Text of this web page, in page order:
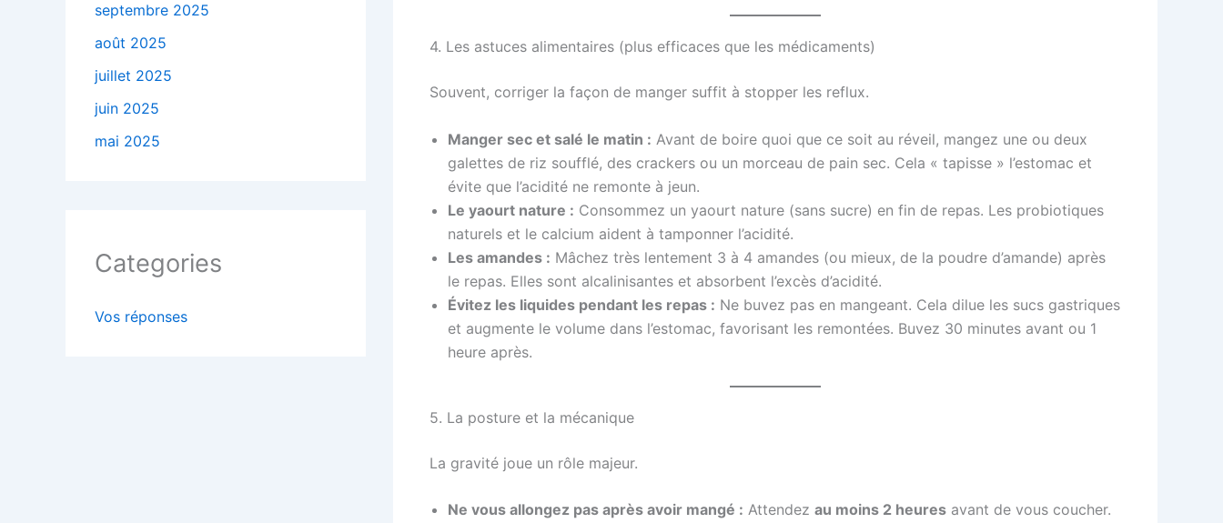
septembre 2025
août 2025
juillet 2025
juin 2025
mai 2025
Categories
Vos réponses
4. Les astuces alimentaires (plus efficaces que les médicaments)
Souvent, corriger la façon de manger suffit à stopper les reflux.
Manger sec et salé le matin : Avant de boire quoi que ce soit au réveil, mangez une ou deux
galettes de riz soufflé, des crackers ou un morceau de pain sec. Cela « tapisse » l’estomac et
évite que l’acidité ne remonte à jeun.
Le yaourt nature : Consommez un yaourt nature (sans sucre) en fin de repas. Les probiotiques
naturels et le calcium aident à tamponner l’acidité.
Les amandes : Mâchez très lentement 3 à 4 amandes (ou mieux, de la poudre d’amande) après
le repas. Elles sont alcalinisantes et absorbent l’excès d’acidité.
Évitez les liquides pendant les repas : Ne buvez pas en mangeant. Cela dilue les sucs gastriques
et augmente le volume dans l’estomac, favorisant les remontées. Buvez 30 minutes avant ou 1
heure après.
5. La posture et la mécanique
La gravité joue un rôle majeur.
Ne vous allongez pas après avoir mangé : Attendez au moins 2 heures avant de vous coucher.